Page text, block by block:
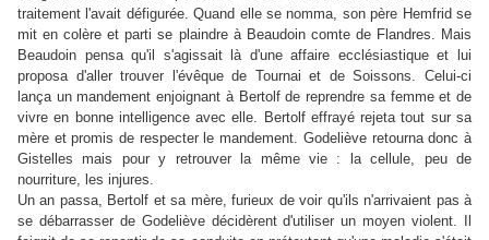
traitement l'avait défigurée. Quand elle se nomma, son père Hemfrid se
mit en colère et parti se plaindre à Beaudoin comte de Flandres. Mais
Beaudoin pensa qu'il s'agissait là d'une affaire ecclésiastique et lui
proposa d'aller trouver l'évêque de Tournai et de Soissons. Celui-ci
lança un mandement enjoignant à Bertolf de reprendre sa femme et de
vivre en bonne intelligence avec elle. Bertolf effrayé rejeta tout sur sa
mère et promis de respecter le mandement. Godeliève retourna donc à
Gistelles mais pour y retrouver la même vie : la cellule, peu de
nourriture, les injures.
Un an passa, Bertolf et sa mère, furieux de voir qu'ils n'arrivaient pas à
se débarrasser de Godeliève décidèrent d'utiliser un moyen violent. Il